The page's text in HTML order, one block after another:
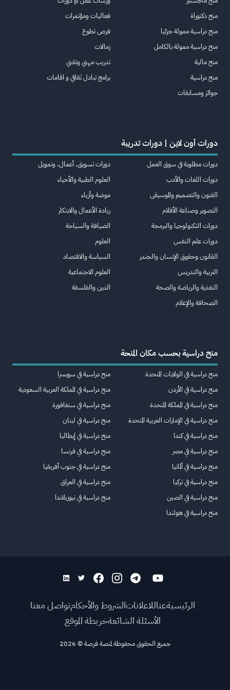
منح دكتوراة
منح دراسية ممولة جزئيا
منح دراسية ممولة بالكامل
منح مالية
منح دراسية
جوائز ومسابقات
فعاليات ومؤتمرات
فرص تطوع
زمالات
تدريب مهني وتقني
برامج تبادل ثقافي و اقامات
دورات أون لاين | دورات تدريبة
دورات مطلوبة في سوق العمل
دورات اللغات والأدب
الفنون والتصميم والموسيقى
التصوير وصناعة الأفلام
دورات التكنولوجيا والبرمجة
دورات علم النفس
القانون وحقوق الإنسان والجندر
التربية والتدريس
التغذية والرياضة والصحة
الصحافة والإعلام
دورات تسويق، أعمال، وتمويل
العلوم الطبية والأحياء
موضة وأزياء
ريادة الأعمال والابتكار
الضيافة والسياحة
العلوم
السياسة والاقتصاد
العلوم الاجتماعية
الدين والفلسفة
منح دراسية بحسب مكان المنحة
منح دراسية في الولايات المتحدة
منح دراسية في الأردن
منح دراسية في المملكة المتحدة
منح دراسية في الإمارات العربية المتحدة
منح دراسية في كندا
منح دراسية في مصر
منح دراسية في ألمانيا
منح دراسية في تركيا
منح دراسية في الصين
منح دراسية في هولندا
منح دراسية في سويسرا
منح دراسية في المملكة العربية السعودية
منح دراسية في سنغافورة
منح دراسية في لبنان
منح دراسية في إيطاليا
منح دراسية في فرنسا
منح دراسية في جنوب أفريقيا
منح دراسية في العراق
منح دراسية في نيوزيلاندا
الرئيسيةعناللاعلاناتالشروط والأحكامتواصل معنا
الأسئلة الشائعةخريطة الموقع
جميع الحقوق محفوظة لمنصة فرصة©
2026